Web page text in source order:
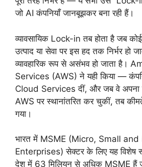
जो AI कंपनियाँ जानबूझकर बना रही हैं।
व्यावसायिक Lock-in तब होता है जब
उत्पाद या सेवा पर इस हद तक निर्भर हो
व्यावहारिक रूप से असंभव हो जाता है।
Services (AWS) ने यही किया —
Cloud Services दीं, और जब वे अपना
AWS पर स्थानांतरित कर चुकीं, तब
गया।
भारत में MSME (Micro, Small
Enterprises) सेक्टर के लिए यह विशेष
देश में 63 मिलियन से अधिक MSME हैं